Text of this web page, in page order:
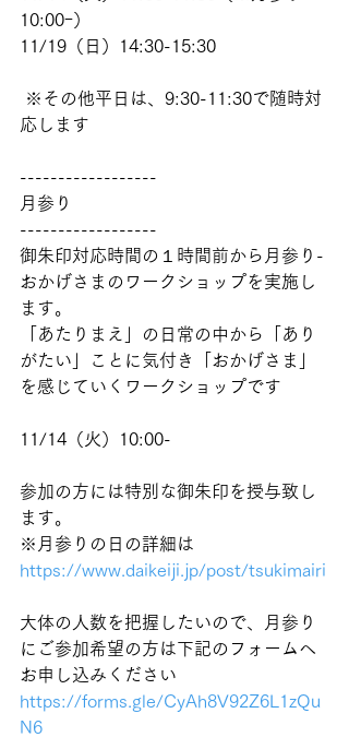
10:00ｰ）
11/19（日）14:30-15:30
応します
------------------
月参り
------------------
御朱印対応時間の１時間前から月参り-
おかげさまのワークショップを実施し
ます。
「あたりまえ」の日常の中から「あり
がたい」ことに気付き「おかげさま」
を感じていくワークショップです
11/14（火）10:00-
参加の方には特別な御朱印を授与致し
ます。
※月参りの日の詳細は
https://www.daikeiji.jp/post/tsukimairi
大体の人数を把握したいので、月参り
にご参加希望の方は下記のフォームへ
お申し込みください
https://forms.gle/CyAh8V92Z6L1zQu
N6